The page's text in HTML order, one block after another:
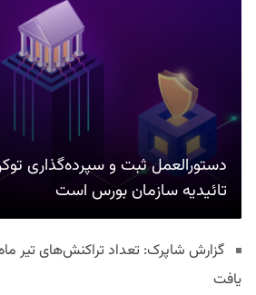
دستورالعمل ثبت و سپرده‌گذاری
تائیدیه سازمان بورس است
یافت